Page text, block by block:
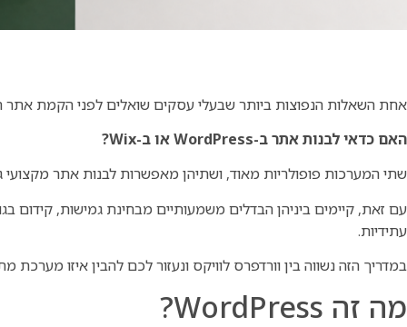
אחת השאלות הנפוצות ביותר שבעלי עסקים שואלים לפני הקמת אתר
האם כדאי לבנות אתר ב-WordPress או ב-Wix?
שתי המערכות פופולריות מאוד, ושתיהן מאפשרות לבנות אתר מקצועי
עם זאת, קיימים ביניהן הבדלים משמעותיים מבחינת גמישות, קידום
עתידיות.
במדריך הזה נשווה בין וורדפרס לוויקס ונעזור לכם להבין איזו
מה זה WordPress?